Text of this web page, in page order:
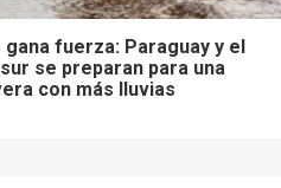
gana fuerza: Paraguay y el
se preparan para una
con más lluvias